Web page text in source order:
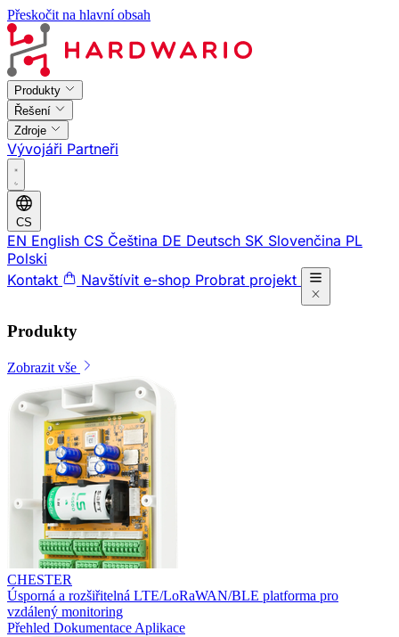
Přeskočit na hlavní obsah
Produkty
Řešení
Zdroje
Vývojáři Partneři
CS
EN English CS Čeština DE Deutsch SK Slovenčina PL
Polski
Kontakt
Navštívit e-shop Probrat projekt
Produkty
Zobrazit vše
CHESTER
Úsporná a rozšiřitelná LTE/LoRaWAN/BLE platforma pro
vzdálený monitoring
Přehled Dokumentace Aplikace